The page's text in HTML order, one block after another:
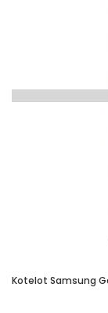
Kotelot Samsung